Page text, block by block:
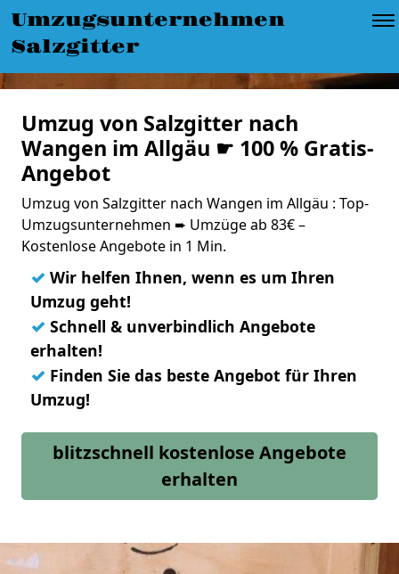
Umzugsunternehmen
Salzgitter
Umzug von Salzgitter nach
Wangen im Allgäu ☛ 100 % Gratis-
Angebot
Umzug von Salzgitter nach Wangen im Allgäu : Top-
Umzugsunternehmen ➨ Umzüge ab 83€ –
Kostenlose Angebote in 1 Min.
✓ Wir helfen Ihnen, wenn es um Ihren
Umzug geht!
✓ Schnell & unverbindlich Angebote
erhalten!
✓ Finden Sie das beste Angebot für Ihren
Umzug!
blitzschnell kostenlose Angebote
erhalten